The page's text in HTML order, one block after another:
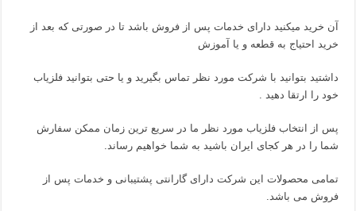
آن خرید میکنید دارای خدمات پس از فروش باشد تا در صورتی که بعد از
خرید احتیاج به قطعه و یا آموزش
داشتید بتوانید با شرکت مورد نظر تماس بگیرید و یا حتی بتوانید فلزیاب
خود را ارتقا دهید .
پس از انتخاب فلزیاب مورد نظر ما در سریع ترین زمان ممکن سفارش
شما را در هر کجای ایران باشید به شما خواهیم رساند.
تمامی محصولات این شرکت دارای گارانتی پشتیبانی و خدمات پس از
فروش می باشد.